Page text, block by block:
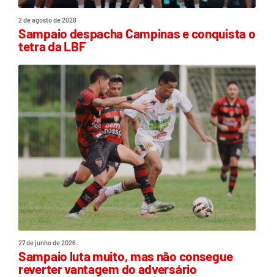
2 de agosto de 2026
Sampaio despacha Campinas e conquista o
tetra da LBF
27 de junho de 2026
Sampaio luta muito, mas não consegue
reverter vantagem do adversário